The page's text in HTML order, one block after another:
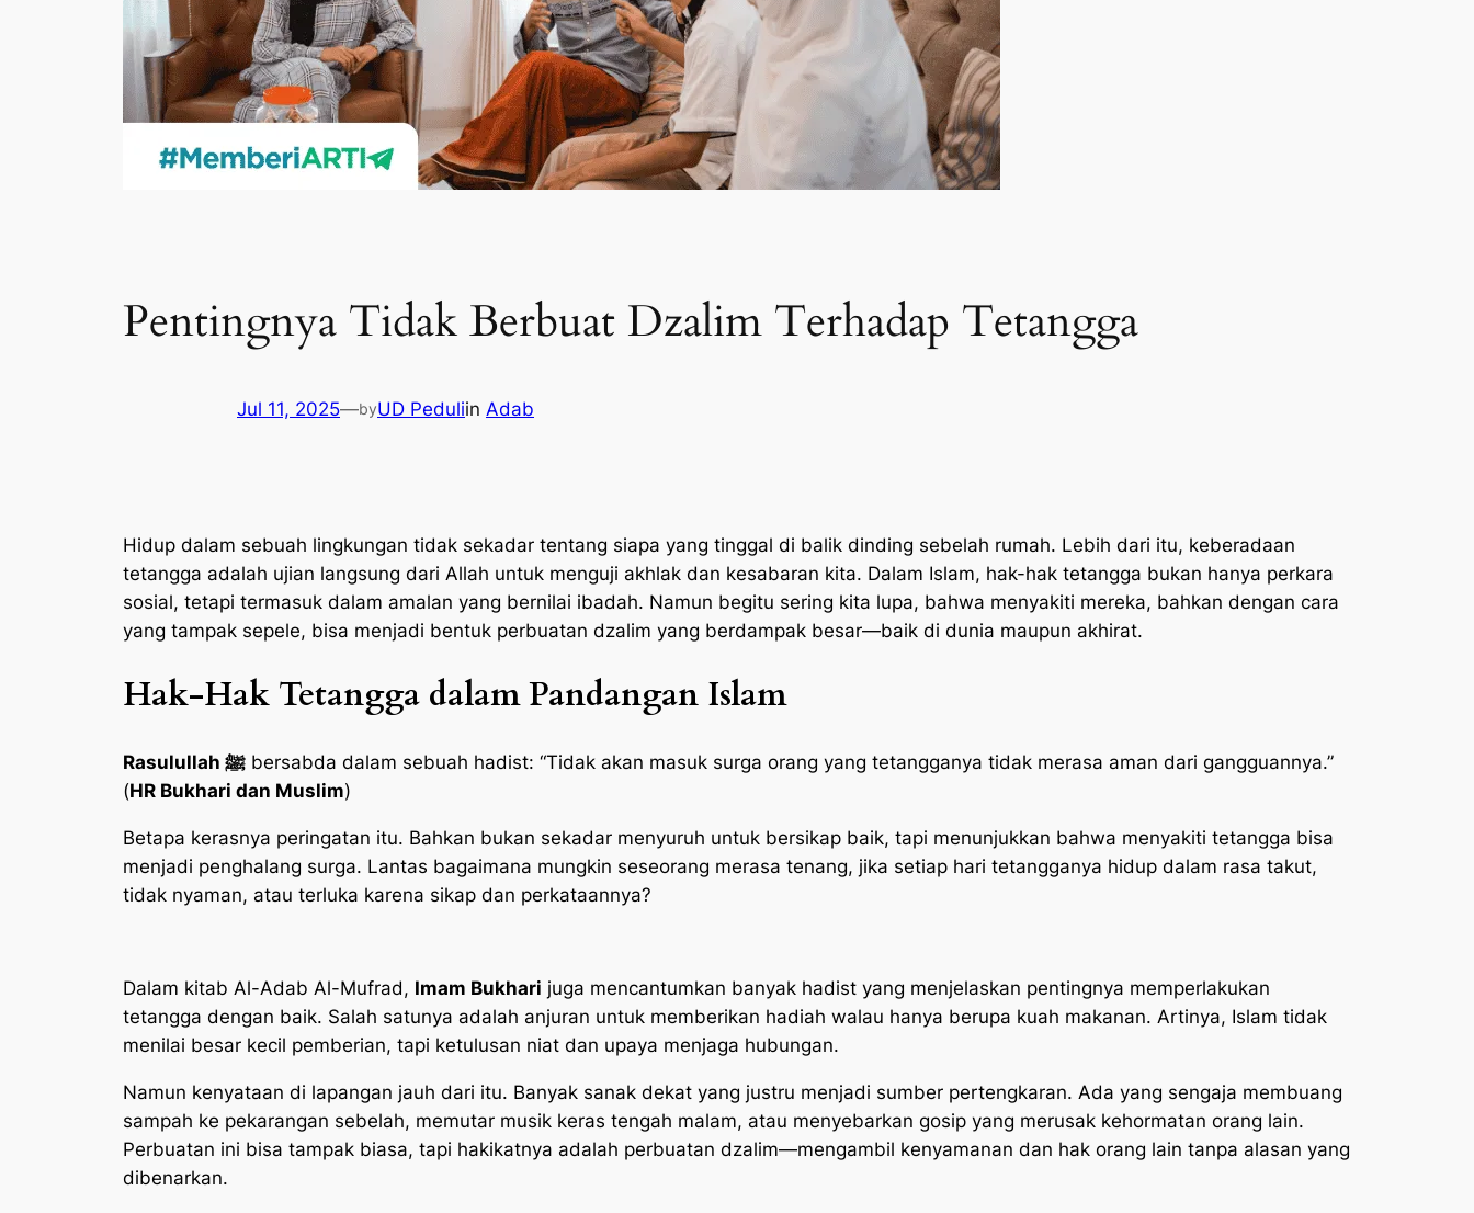
Pentingnya Tidak Berbuat Dzalim Terhadap Tetangga
Jul 11, 2025—byUD Peduliin Adab
Hidup dalam sebuah lingkungan tidak sekadar tentang siapa yang tinggal di balik dinding sebelah rumah. Lebih dari itu, keberadaan
tetangga adalah ujian langsung dari Allah untuk menguji akhlak dan kesabaran kita. Dalam Islam, hak-hak tetangga bukan hanya perkara
sosial, tetapi termasuk dalam amalan yang bernilai ibadah. Namun begitu sering kita lupa, bahwa menyakiti mereka, bahkan dengan cara
yang tampak sepele, bisa menjadi bentuk perbuatan dzalim yang berdampak besar—baik di dunia maupun akhirat.
Hak-Hak Tetangga dalam Pandangan Islam
Rasulullah ﷺ bersabda dalam sebuah hadist: “Tidak akan masuk surga orang yang tetangganya tidak merasa aman dari gangguannya.”
(HR Bukhari dan Muslim)
Betapa kerasnya peringatan itu. Bahkan bukan sekadar menyuruh untuk bersikap baik, tapi menunjukkan bahwa menyakiti tetangga bisa
menjadi penghalang surga. Lantas bagaimana mungkin seseorang merasa tenang, jika setiap hari tetangganya hidup dalam rasa takut,
tidak nyaman, atau terluka karena sikap dan perkataannya?
Dalam kitab Al-Adab Al-Mufrad, Imam Bukhari juga mencantumkan banyak hadist yang menjelaskan pentingnya memperlakukan
tetangga dengan baik. Salah satunya adalah anjuran untuk memberikan hadiah walau hanya berupa kuah makanan. Artinya, Islam tidak
menilai besar kecil pemberian, tapi ketulusan niat dan upaya menjaga hubungan.
Namun kenyataan di lapangan jauh dari itu. Banyak sanak dekat yang justru menjadi sumber pertengkaran. Ada yang sengaja membuang
sampah ke pekarangan sebelah, memutar musik keras tengah malam, atau menyebarkan gosip yang merusak kehormatan orang lain.
Perbuatan ini bisa tampak biasa, tapi hakikatnya adalah perbuatan dzalim—mengambil kenyamanan dan hak orang lain tanpa alasan yang
dibenarkan.